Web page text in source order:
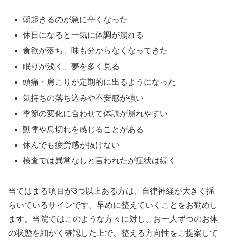
朝起きるのが急に辛くなった
休日になると一気に体調が崩れる
食欲が落ち、味も分からなくなってきた
眠りが浅く、夢を多く見る
頭痛・肩こりが定期的に出るようになった
気持ちの落ち込みや不安感が強い
季節の変化に合わせて体調が崩れやすい
動悸や息切れを感じることがある
休んでも疲労感が抜けない
検査では異常なしと言われたが症状は続く
当てはまる項目が3つ以上ある方は、自律神経が大きく揺
らいでいるサインです。早めに整えていくことをお勧めし
ます。当院ではこのような方々に対し、お一人ずつのお体
の状態を細かく確認した上で、整える方向性をご提案して